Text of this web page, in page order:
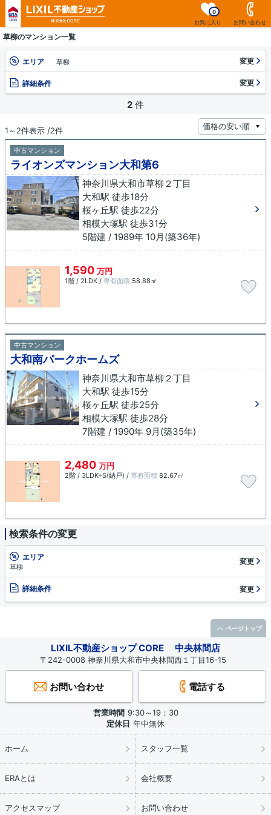
お気に入り
0
お問い合わせ
草柳のマンション一覧
エリア 草柳 変更
詳細条件 変更
2 件
1～2件表示 /2件
中古マンション
ライオンズマンション大和第6
神奈川県大和市草柳２丁目
大和駅 徒歩18分
桜ヶ丘駅 徒歩22分
相模大塚駅 徒歩31分
5階建 / 1989年 10月(築36年)
1,590 万円
1階 / 2LDK / 専有面積 58.88㎡
中古マンション
大和南パークホームズ
神奈川県大和市草柳２丁目
大和駅 徒歩15分
桜ヶ丘駅 徒歩25分
相模大塚駅 徒歩28分
7階建 / 1990年 9月(築35年)
2,480 万円
2階 / 3LDK+S(納戸) / 専有面積 82.67㎡
検索条件の変更
エリア
草柳
変更
詳細条件 変更
LIXIL不動産ショップ CORE 中央林間店
〒242-0008 神奈川県大和市中央林間西１丁目16-15
お問い合わせ 電話する
営業時間 9:30～19：30
定休日 年中無休
ホーム スタッフ一覧
ERAとは 会社概要
アクセスマップ お問い合わせ
ページトップ